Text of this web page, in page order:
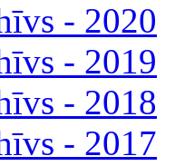
- 2020
- 2019
- 2018
- 2017